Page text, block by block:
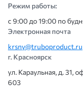
Режим работы:
с 9:00 до 19:00 по
Электронная почта
krsny@truboproduct.ru
г. Красноярск
ул. Караульная, д. 31,
603